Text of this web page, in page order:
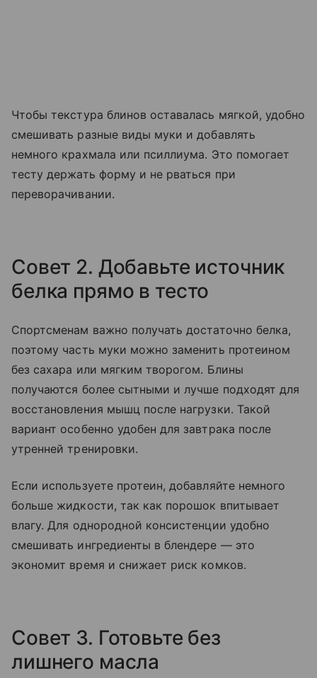
Чтобы текстура блинов оставалась мягкой, удобно
смешивать разные виды муки и добавлять
немного крахмала или псиллиума. Это помогает
тесту держать форму и не рваться при
переворачивании.
Совет 2. Добавьте источник
белка прямо в тесто
Спортсменам важно получать достаточно белка,
поэтому часть муки можно заменить протеином
без сахара или мягким творогом. Блины
получаются более сытными и лучше подходят для
восстановления мышц после нагрузки. Такой
вариант особенно удобен для завтрака после
утренней тренировки.
Если используете протеин, добавляйте немного
больше жидкости, так как порошок впитывает
влагу. Для однородной консистенции удобно
смешивать ингредиенты в блендере — это
экономит время и снижает риск комков.
Совет 3. Готовьте без
лишнего масла